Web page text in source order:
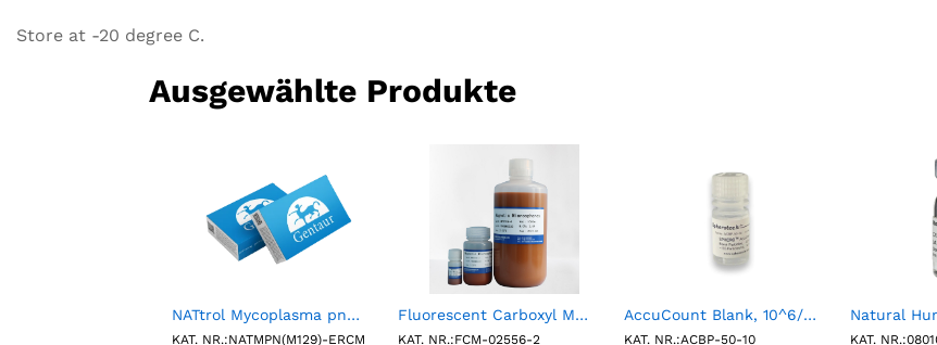
Store at -20 degree C.
Ausgewählte Produkte
NATtrol Mycoplasma pneumoniae M129, External Run Control, Medium (6 X 1 mL)
KAT. NR.:NATMPN(M129)-ERCM
Fluorescent Carboxyl Magnetic Particles, , Nile Red, 1%w/v, 0.2-0.39µm, 2mL
KAT. NR.:FCM-02556-2
AccuCount Blank, 10^6/mL, 5.0-5.9µm, 10mL
KAT. NR.:ACBP-50-10 KAT.